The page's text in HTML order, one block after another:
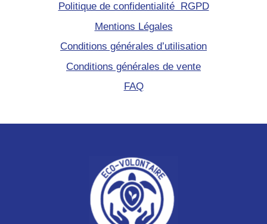
Politique de confidentialité RGPD
Mentions Légales
Conditions générales d’utilisation
Conditions générales de vente
FAQ